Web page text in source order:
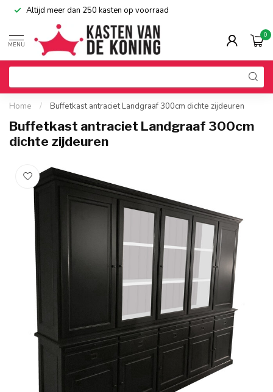
Altijd meer dan 250 kasten op voorraad
MENU
0
Home / Buffetkast antraciet Landgraaf 300cm dichte zijdeuren
Buffetkast antraciet Landgraaf 300cm
dichte zijdeuren